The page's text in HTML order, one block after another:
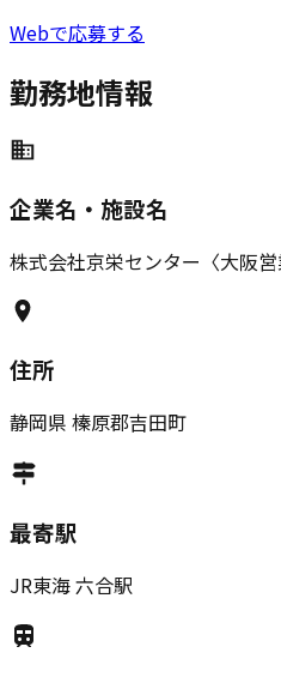
Webで応募する
勤務地情報
企業名・施設名
株式会社京栄センター〈大阪営
住所
静岡県 榛原郡吉田町
最寄駅
JR東海 六合駅